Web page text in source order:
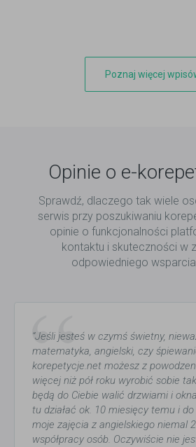
Poznaj więcej
Opinie o e-
Sprawdź, dlaczego tak wiele
serwis przy poszukiwaniu
opinie o funkcjonalności
kontaktu i skuteczności w
odpowiedniego
“Jeśli jesteś w czymś świetny,
matematyka, angielski, czy
korepetycje.net możesz z
więcej niż pół roku wyrobić sobie
będą do Ciebie walić drzwiami i
tu działać ok. 10 miesięcy temu i do
moje zajęcia z angielskiego niemal
współpracy osób. Oczywiście nie